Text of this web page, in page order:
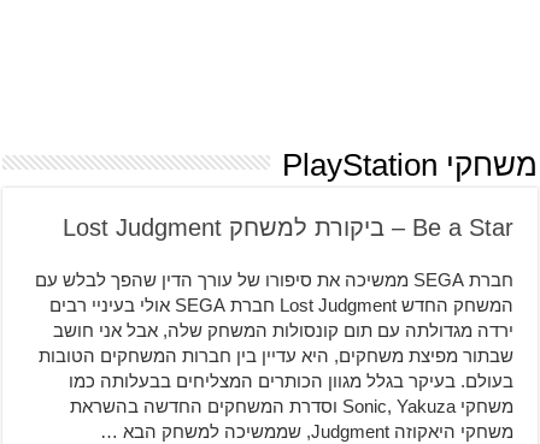
משחקי PlayStation
Be a Star – ביקורת למשחק Lost Judgment
חברת SEGA ממשיכה את סיפורו של עורך הדין שהפך לבלש עם
המשחק החדש Lost Judgment חברת SEGA אולי בעיניי רבים
ירדה מגדולתה עם תום קונסולות המשחק שלה, אבל אני חושב
שבתור מפיצת משחקים, היא עדיין בין חברות המשחקים הטובות
בעולם. בעיקר בגלל מגוון הכותרים המצליחים בבעלותה כמו
משחקי Sonic, Yakuza וסדרת המשחקים החדשה בהשראת
משחקי היאקוזה Judgment, שממשיכה למשחק הבא …